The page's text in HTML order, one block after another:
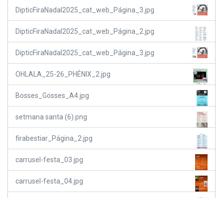
DipticFiraNadal2025_cat_web_Página_3.jpg
DipticFiraNadal2025_cat_web_Página_2.jpg
DipticFiraNadal2025_cat_web_Página_3.jpg
OHLALA_25-26_PHÉNIX_2.jpg
Bosses_Gosses_A4.jpg
setmana santa (6).png
firabestiar_Página_2.jpg
carrusel-festa_03.jpg
carrusel-festa_04.jpg